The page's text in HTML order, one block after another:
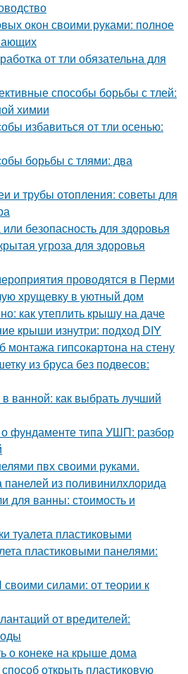
окон своими руками: полное
от тли обязательна для
способы борьбы с тлей:
химии
избавиться от тли осенью:
борьбы с тлями: два
и трубы отопления: советы для
безопасность для здоровья
угроза для здоровья
проводятся в Перми
хрущевку в уютный дом
как утеплить крышу на даче
крыши изнутри: подход DIY
гипсокартона на стену
из бруса без подвесов:
ванной: как выбрать лучший
фундаменте типа УШП: разбор
пвх своими руками.
из поливинилхлорида
для ванны: стоимость и
туалета пластиковыми
пластиковыми панелями:
силами: от теории к
от вредителей:
о конеке на крыше дома
открыть пластиковую